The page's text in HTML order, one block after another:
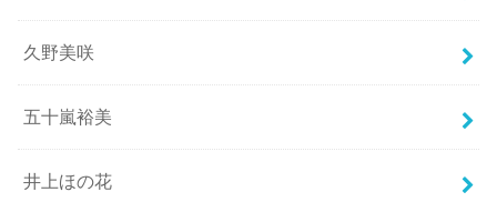
久野美咲
五十嵐裕美
井上ほの花